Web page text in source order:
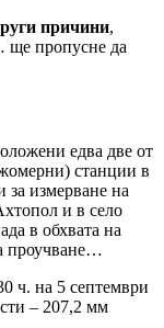
причини,
ще пропусне да
едва две от
станции в
за измерване на
и в село
в обхвата на
проучване…
ч. на 5 септември
– 207,2 мм